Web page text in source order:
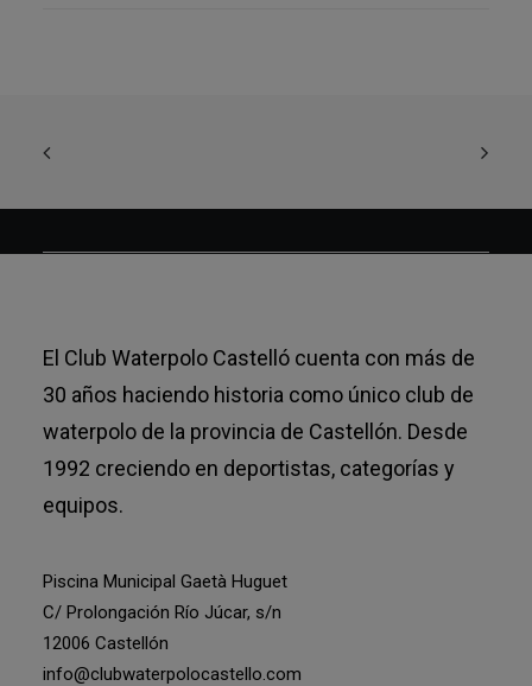
El Club Waterpolo Castelló cuenta con más de
30 años haciendo historia como único club de
waterpolo de la provincia de Castellón. Desde
1992 creciendo en deportistas, categorías y
equipos.
Piscina Municipal Gaetà Huguet
C/ Prolongación Río Júcar, s/n
12006 Castellón
info@clubwaterpolocastello.com